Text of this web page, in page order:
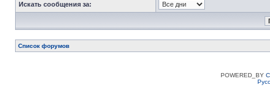
Искать сообщения за:
Список форумов
POWERED_BY